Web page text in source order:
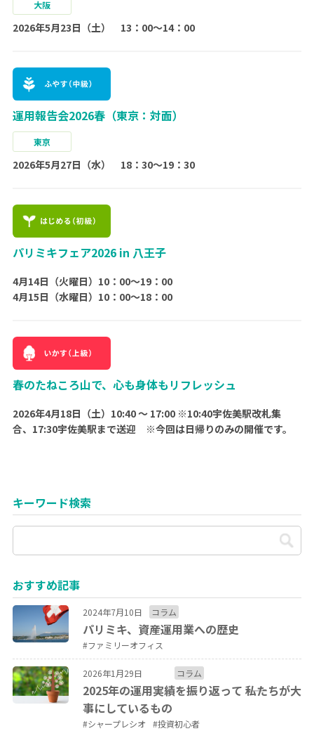
大阪
2026年5月23日（土） 13：00～14：00
運用報告会2026春（東京：対面）
東京
2026年5月27日（水） 18：30～19：30
パリミキフェア2026 in 八王子
4月14日（火曜日）10：00〜19：00
4月15日（水曜日）10：00～18：00
春のたねころ山で、心も身体もリフレッシュ
2026年4月18日（土）10:40 ～ 17:00 ※10:40宇佐美駅改札集
合、17:30宇佐美駅まで送迎 ※今回は日帰りのみの開催です。
キーワード検索
おすすめ記事
2024年7月10日 コラム
パリミキ、資産運用業への歴史
#ファミリーオフィス
2026年1月29日 コラム
2025年の運用実績を振り返って ――私たちが大
事にしているもの
#シャープレシオ #投資初心者